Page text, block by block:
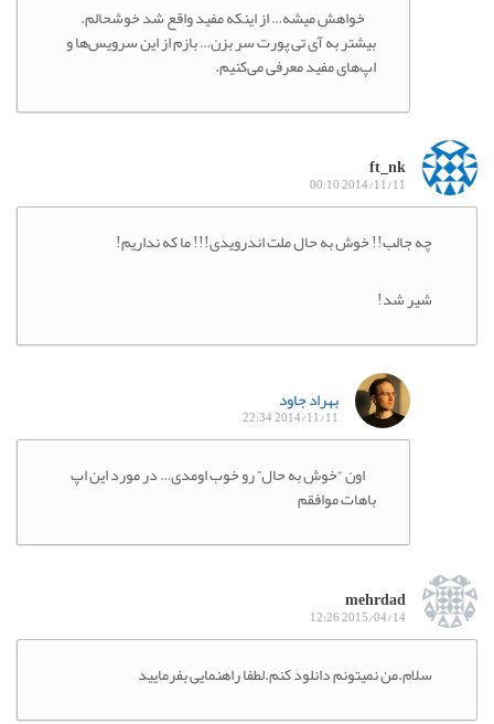
خواهش میشه… از اینکه مفید واقع شد خوشحالم.
بیشتر به آی تی پورت سر بزن… بازم از این سرویس‌ها و
اپ‌های مفید معرفی می‌کنیم.
ft_nk
2014/11/11 00:10
چه جالب!! خوش به حال ملت اندرویدی!!! ما که نداریم!
شیر شد!
بهراد جاود
2014/11/11 22:34
اون “خوش به حال” رو خوب اومدی… در مورد این اپ
باهات موافقم
mehrdad
2015/04/14 12:26
سلام.من نمیتونم دانلود کنم.لطفا راهنمایی بفرمایید